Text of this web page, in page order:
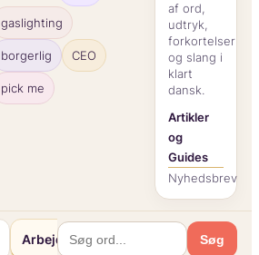
gaslighting
borgerlig CEO
pick me
af ord,
udtryk,
forkortelser
og slang i
klart
dansk.
Artikler
og
Guides
Nyhedsbrev
Arbejde og Karriereliv Søg